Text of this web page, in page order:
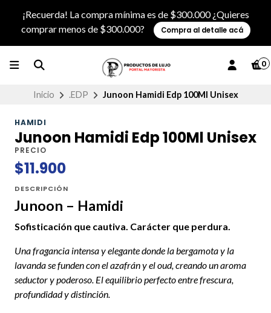
¡Recuerda! La compra mínima es de $300.000 ¿Quieres
comprar menos de $300.000?
Compra al detalle acá
0
Inicio .EDP Junoon Hamidi Edp 100Ml Unisex
HAMIDI
Junoon Hamidi Edp 100Ml Unisex
PRECIO
$11.900
DESCRIPCIÓN
Junoon – Hamidi
Sofisticación que cautiva. Carácter que perdura.
Una fragancia intensa y elegante donde la bergamota y la
lavanda se funden con el azafrán y el oud, creando un aroma
seductor y poderoso. El equilibrio perfecto entre frescura,
profundidad y distinción.